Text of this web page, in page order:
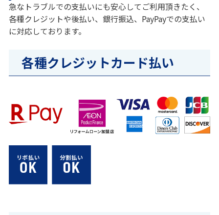
急なトラブルでの支払いにも安心してご利用頂きたく、
各種クレジットや後払い、銀行振込、PayPayでの支払い
に対応しております。
各種クレジットカード払い